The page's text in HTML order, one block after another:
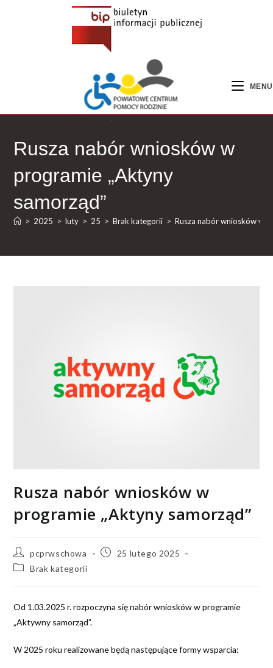
MENU
Rusza nabór wniosków w
programie „Aktyny
samorząd”
> 2025 > luty > 25 > Brak kategorii > Rusza nabór wniosków w
Rusza nabór wniosków w
programie „Aktyny samorząd”
pcprwschowa
25 lutego 2025
Brak kategorii
Od 1.03.2025 r. rozpoczyna się nabór wniosków w programie
„Aktywny samorząd”.
W 2025 roku realizowane będą następujące formy wsparcia: